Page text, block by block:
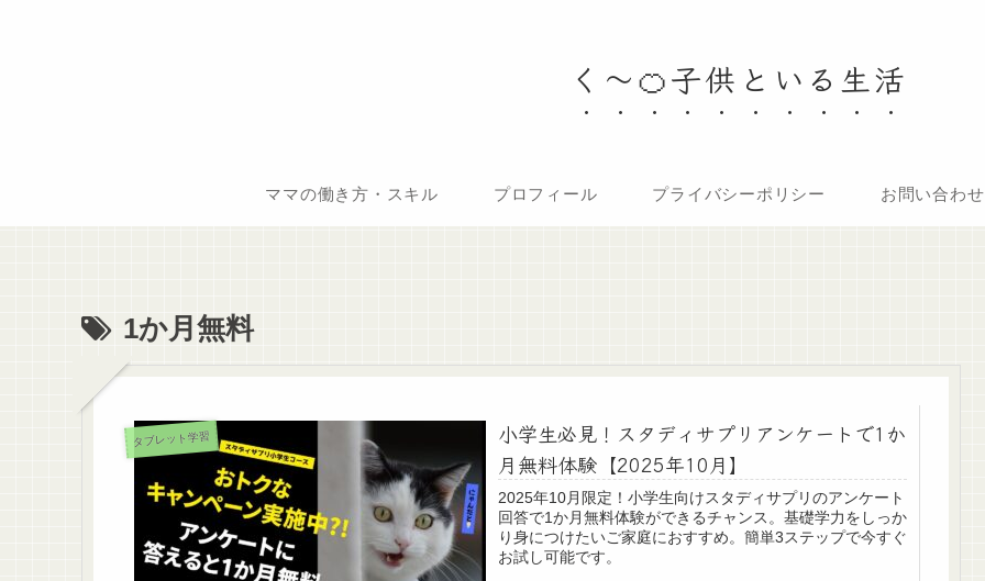
く～🍊子供といる生活
ママの働き方・スキル プロフィール プライバシーポリシー お問い合わせ
1か月無料
タブレット学習
小学生必見！スタディサプリアンケートで1か
月無料体験【2025年10月】
2025年10月限定！小学生向けスタディサプリのアンケート
回答で1か月無料体験ができるチャンス。基礎学力をしっか
り身につけたいご家庭におすすめ。簡単3ステップで今すぐ
お試し可能です。